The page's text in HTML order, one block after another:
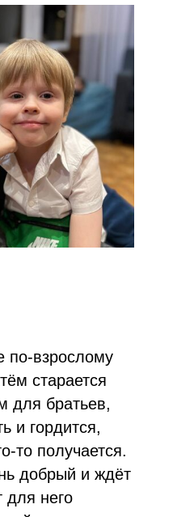
по-взрослому
старается
для братьев,
и гордится,
то получается.
добрый и ждёт
для него